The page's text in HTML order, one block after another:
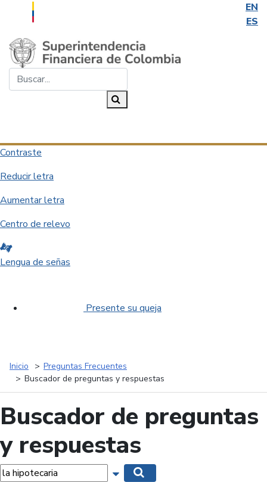
EN
ES
Saltar al contenido principal
Contraste
Reducir letra
Aumentar letra
Centro de relevo
Lengua de señas
Presente su queja
Inicio
Preguntas Frecuentes
Buscador de preguntas y respuestas
Buscador de preguntas
y respuestas
Mostrar opciones de búsqueda